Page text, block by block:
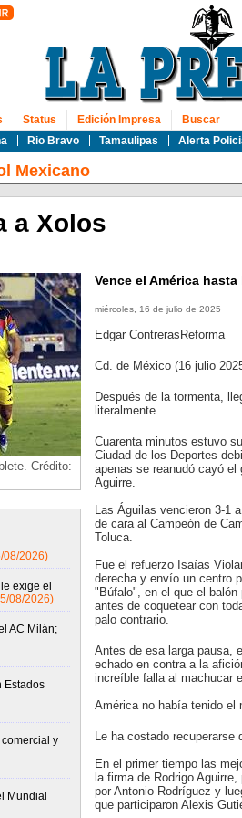
Rio Bravo Tamaulipas Alerta
Status Edición Impresa Buscar
Mexicano
a Xolos
Crédito:
08/2026)
exige el
08/2026)
AC Milán;
Estados
y
Mundial
Vence el América
miércoles, 16 de julio de 2025
Edgar ContrerasReforma
Cd. de México (16 julio
Después de la tormenta,
literalmente.
Cuarenta minutos estuvo
Ciudad de los Deportes
apenas se reanudó cayó el
Aguirre.
Las Águilas vencieron 3-1
de cara al Campeón de
Toluca.
Fue el refuerzo Isaías
derecha y envío un centro
"Búfalo", en el que el balón
antes de coquetear con
palo contrario.
Antes de esa larga pausa,
echado en contra a la
increíble falla al machucar
América no había tenido el
Le ha costado recuperarse
En el primer tiempo las
la firma de Rodrigo
por Antonio Rodríguez y
que participaron Alexis